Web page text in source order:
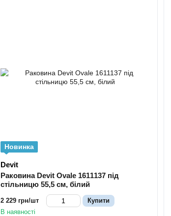
Новинка
Devit
Раковина Devit Ovale 1611137 під
стільницю 55,5 см, білий
2 229 грн/шт
Купити
В наявності